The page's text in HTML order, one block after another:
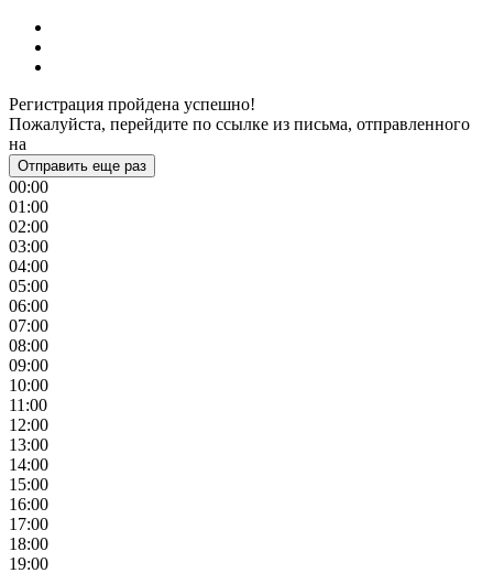
Регистрация пройдена успешно!
Пожалуйста, перейдите по ссылке из письма, отправленного
на
Отправить еще раз
00:00
01:00
02:00
03:00
04:00
05:00
06:00
07:00
08:00
09:00
10:00
11:00
12:00
13:00
14:00
15:00
16:00
17:00
18:00
19:00